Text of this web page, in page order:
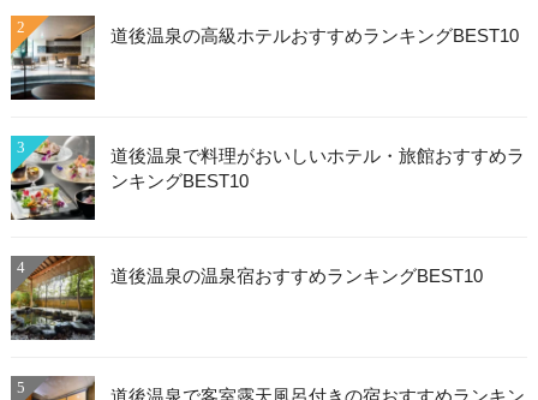
2 道後温泉の高級ホテルおすすめランキングBEST10
3
道後温泉で料理がおいしいホテル・旅館おすすめラ
ンキングBEST10
4 道後温泉の温泉宿おすすめランキングBEST10
5